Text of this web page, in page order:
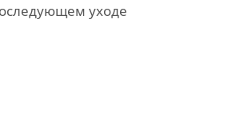
уходе